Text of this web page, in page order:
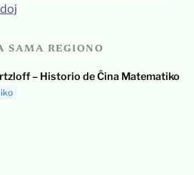
SAMA REGIONO
– Historio de Ĉina Matematiko